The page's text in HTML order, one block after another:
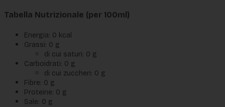
Tabella Nutrizionale (per 100ml)
Energia: 0 kcal
Grassi: 0 g
di cui saturi: 0 g
Carboidrati: 0 g
di cui zuccheri: 0 g
Fibre: 0 g
Proteine: 0 g
Sale: 0 g